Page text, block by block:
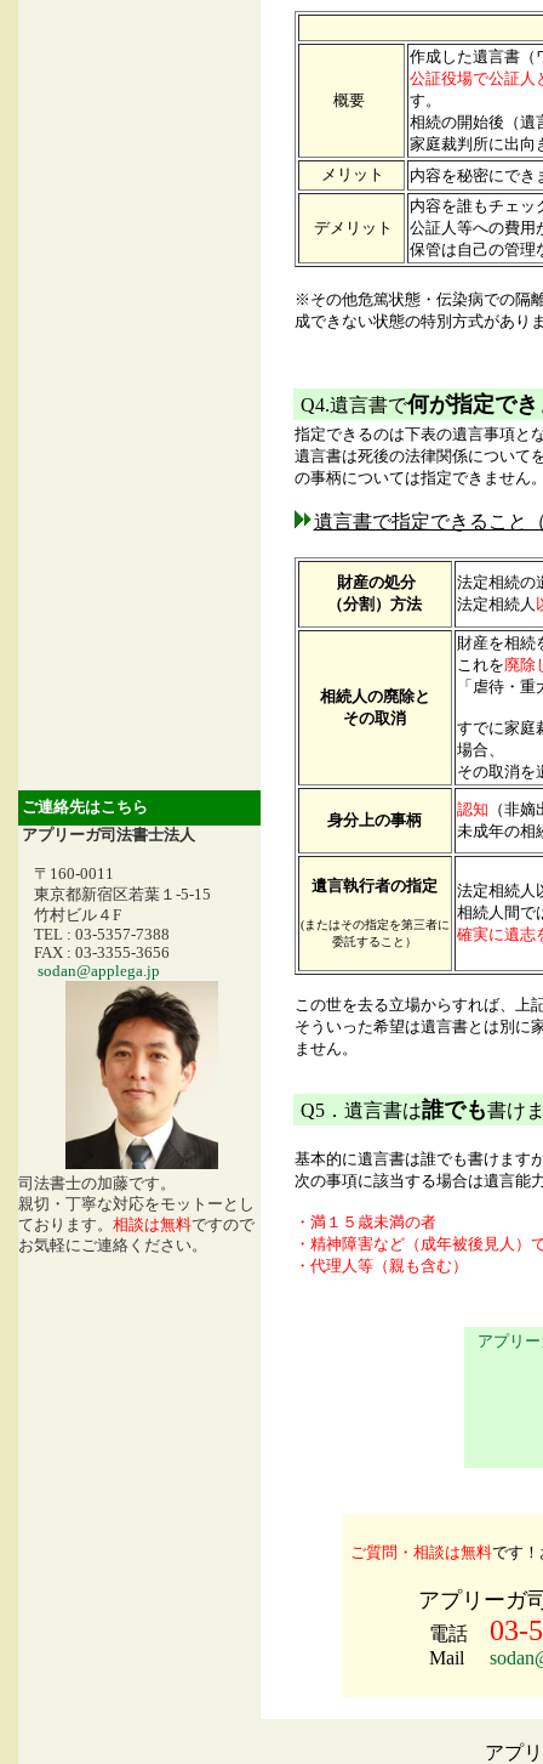
概要
作成した遺言書（
公証役場で公証人
す。
相続の開始後（遺
家庭裁判所に出向
メリット
内容を秘密にでき
デメリット
内容を誰もチェッ
公証人等への費用
保管は自己の管理
※その他危篤状態・伝染病での隔
成できない状態の特別方式があり
Q4.遺言書で何が指定でき
指定できるのは下表の遺言事項と
遺言書は死後の法律関係について
の事柄については指定できません
遺言書で指定できること
財産の処分
（分割）方法
法定相続の
法定相続人
相続人の廃除と
その取消
財産を相続
これを廃除
「虐待・
すでに家庭
場合、
その取消を
身分上の事柄
認知 （非
未成年の相
遺言執行者の指定
(またはその指定を第三者に
委託すること）
法定相続人
相続人間で
確実に遺志
この世を去る立場からすれば、上
そういった希望は遺言書とは別に
ません。
Q5． 遺言書は誰でも書け
基本的に遺言書は誰でも書けます
次の事項に該当する場合は遺言能
・満１５歳未満の者
・精神障害など（成年被後見人
・代理人等（親も含む）
アプリ
ご質問・相談は無料です！
アプリーガ
電話 03-
Mail
ご連絡先はこちら
アプリーガ司法書士法人
〒160-0011
東京都新宿区若葉１-5-15
竹村ビル４F
TEL : 03-5357-7388
FAX : 03-3355-3656
sodan@applega.jp
司法書士の加藤です。
親切・丁寧な対応をモットーとし
ております。 相談は無料ですので
お気軽にご連絡ください。
アプ